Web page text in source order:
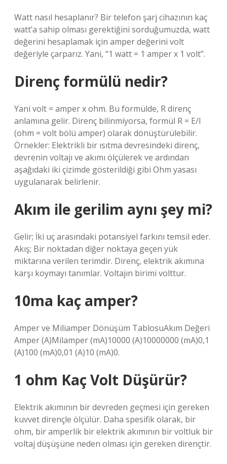
Watt nasıl hesaplanır? Bir telefon şarj cihazının kaç
watt’a sahip olması gerektiğini sorduğumuzda, watt
değerini hesaplamak için amper değerini volt
değeriyle çarparız. Yani, “1 watt = 1 amper x 1 volt”.
Direnç formülü nedir?
Yani volt = amper x ohm. Bu formülde, R direnç
anlamına gelir. Direnç bilinmiyorsa, formül R = E/I
(ohm = volt bölü amper) olarak dönüştürülebilir.
Örnekler: Elektrikli bir ısıtma devresindeki direnç,
devrenin voltajı ve akımı ölçülerek ve ardından
aşağıdaki iki çizimde gösterildiği gibi Ohm yasası
uygulanarak belirlenir.
Akım ile gerilim aynı şey mi?
Gelir; İki uç arasındaki potansiyel farkını temsil eder.
Akış; Bir noktadan diğer noktaya geçen yük
miktarına verilen terimdir. Direnç, elektrik akımına
karşı koymayı tanımlar. Voltajın birimi volttur.
10ma kaç amper?
Amper ve Miliamper Dönüşüm TablosuAkım Değeri
Amper (A)Milamper (mA)10000 (A)10000000 (mA)0,1
(A)100 (mA)0,01 (A)10 (mA)0.
1 ohm Kaç Volt Düşürür?
Elektrik akımının bir devreden geçmesi için gereken
kuvvet dirençle ölçülür. Daha spesifik olarak, bir
ohm, bir amperlik bir elektrik akımının bir voltluk bir
voltaj düşüşüne neden olması için gereken dirençtir.